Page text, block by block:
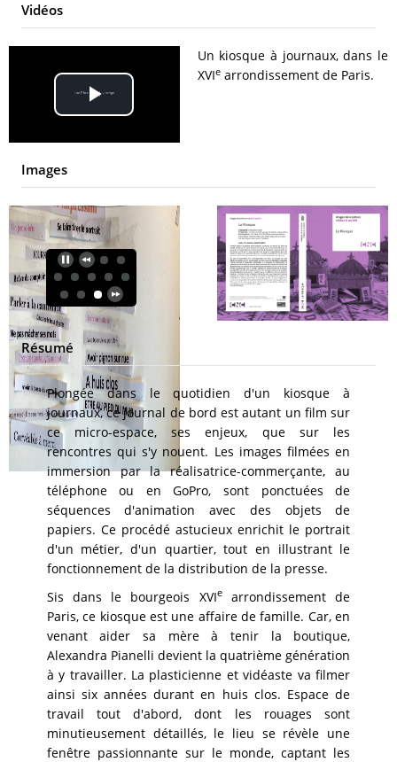
Vidéos
Play
Video
Un kiosque à journaux, dans le
XVIearrondissement de Paris.
Images
Résumé
Plongée dans le quotidien d'un kiosque à
journaux, ce journal de bord est autant un film sur
ce micro-espace, ses enjeux, que sur les
rencontres qui s'y nouent. Les images filmées en
immersion par la réalisatrice-commerçante, au
téléphone ou en GoPro, sont ponctuées de
séquences d'animation avec des objets de
papiers. Ce procédé astucieux enrichit le portrait
d'un métier, d'un quartier, tout en illustrant le
fonctionnement de la distribution de la presse.
Sis dans le bourgeois XVIearrondissement de
Paris, ce kiosque est une affaire de famille. Car, en
venant aider sa mère à tenir la boutique,
Alexandra Pianelli devient la quatrième génération
à y travailler. La plasticienne et vidéaste va filmer
ainsi six années durant en huis clos. Espace de
travail tout d'abord, dont les rouages sont
minutieusement détaillés, le lieu se révèle une
fenêtre passionnante sur le monde, captant les